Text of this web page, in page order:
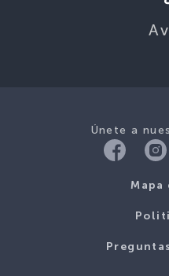
Únete a
Mapa